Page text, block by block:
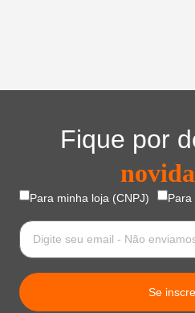
Fique por
Para minha loja (CNPJ) Para
Se